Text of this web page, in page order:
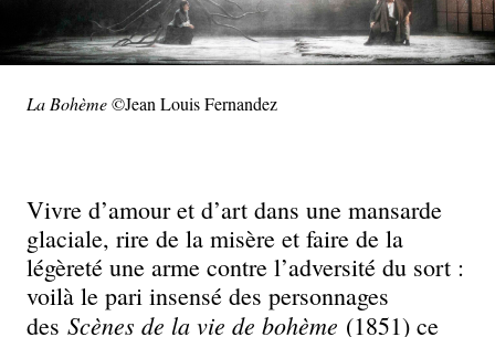
La Bohème©Jean Louis Fernandez
Vivre d’amour et d’art dans une mansarde
glaciale, rire de la misère et faire de la
légèreté une arme contre l’adversité du sort :
voilà le pari insensé des personnages
des Scènes de la vie de bohème (1851) ce